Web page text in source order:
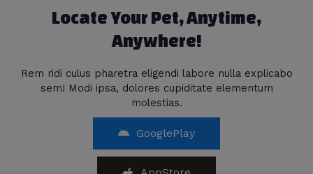
Locate Your Pet, Anytime,
Anywhere!
Rem ridi culus pharetra eligendi labore nulla explicabo
sem! Modi ipsa, dolores cupiditate elementum
molestias.
GooglePlay